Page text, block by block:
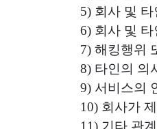
5) 회사 및
6) 회사 및
7) 해킹행위
8) 타인의 의
9) 서비스의
10) 회사가
11) 기타 관